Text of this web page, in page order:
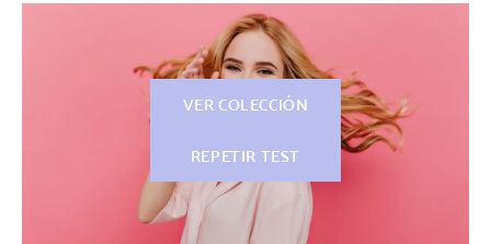
VER COLECCIÓN
REPETIR TEST